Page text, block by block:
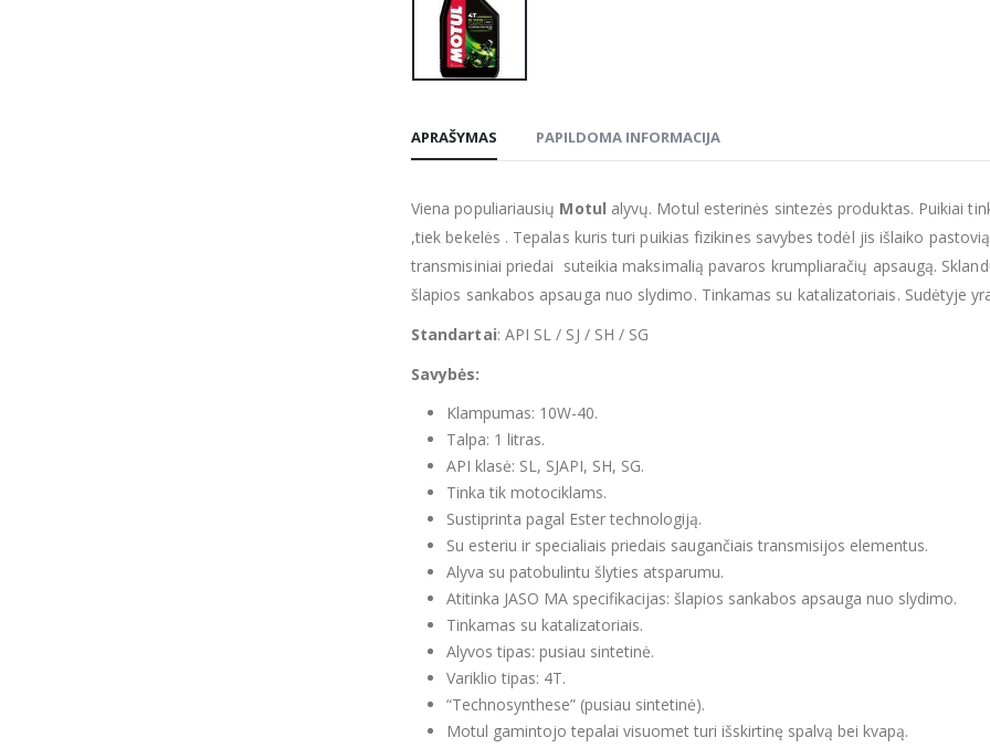
APRAŠYMAS PAPILDOMA INFORMACIJA
Viena populiariausių Motul alyvų. Motul esterinės sintezės produktas. Puikiai
,tiek bekelės . Tepalas kuris turi puikias fizikines savybes todėl jis išlaiko
transmisiniai priedai suteikia maksimalią pavaros krumpliaračių apsaugą.
šlapios sankabos apsauga nuo slydimo. Tinkamas su katalizatoriais. Sudėtyje
Standartai: API SL / SJ / SH / SG
Savybės:
Klampumas: 10W-40.
Talpa: 1 litras.
API klasė: SL, SJAPI, SH, SG.
Tinka tik motociklams.
Sustiprinta pagal Ester technologiją.
Su esteriu ir specialiais priedais saugančiais transmisijos elementus.
Alyva su patobulintu šlyties atsparumu.
Atitinka JASO MA specifikacijas: šlapios sankabos apsauga nuo slydimo.
Tinkamas su katalizatoriais.
Alyvos tipas: pusiau sintetinė.
Variklio tipas: 4T.
“Technosynthese” (pusiau sintetinė).
Motul gamintojo tepalai visuomet turi išskirtinę spalvą bei kvapą.